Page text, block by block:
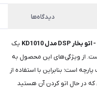
دیدگاه‌ها
- اتو بخار DSP مدل KD1010
یک
از ویژگی‌های این محصول به
است؛ بنابراین با استفاده از
که در حال اتو کردن آن هستید